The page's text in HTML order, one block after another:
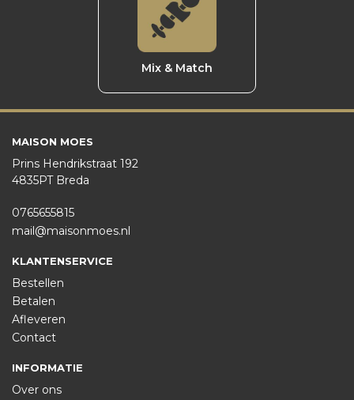
Mix & Match
MAISON MOES
Prins Hendrikstraat 192
4835PT Breda
0765655815
mail@maisonmoes.nl
KLANTENSERVICE
Bestellen
Betalen
Afleveren
Contact
INFORMATIE
Over ons